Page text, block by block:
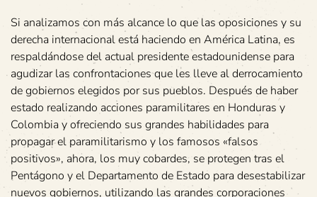
Si analizamos con más alcance lo que las oposiciones y su
derecha internacional está haciendo en América Latina, es
respaldándose del actual presidente estadounidense para
agudizar las confrontaciones que les lleve al derrocamiento
de gobiernos elegidos por sus pueblos. Después de haber
estado realizando acciones paramilitares en Honduras y
Colombia y ofreciendo sus grandes habilidades para
propagar el paramilitarismo y los famosos «falsos
positivos», ahora, los muy cobardes, se protegen tras el
Pentágono y el Departamento de Estado para desestabilizar
nuevos gobiernos, utilizando las grandes corporaciones